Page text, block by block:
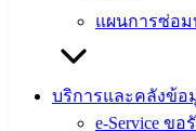
แผนการซ่อม
บริการและคลังข้อ
e-Service ข
ผู้บริหาร
และ
หัวหน้า
ส่วน